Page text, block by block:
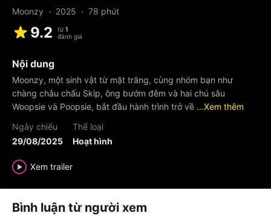
Moonzy · 2025 · 78 phút
9.2 từ 1
đánh giá
Nội dung
Moonzy, một sinh vật từ mặt trăng, cùng nhóm bạn như
chàng châu chấu Skip, ông bướm đêm và hai chú sâu
Woopsie và Poopsie, bắt đầu hành trình trở về ...Xem thêm
Ngày chiếu
29/08/2025
Thể loại
Hoạt hình
Xem trailer
Bình luận từ người xem